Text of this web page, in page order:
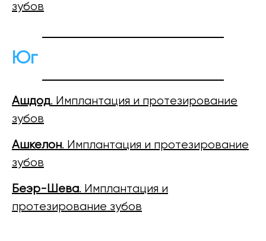
зубов
Юг
Ашдод. Имплантация и протезирование
зубов
Ашкелон. Имплантация и протезирование
зубов
Беэр-Шева. Имплантация и
протезирование зубов